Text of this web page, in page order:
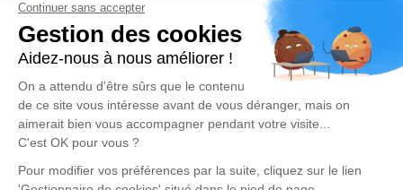
Réseaux sociaux
Liens utiles
Publier un avis de décès
Signaler un abus/une erreur